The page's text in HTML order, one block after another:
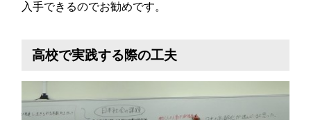
入手できるのでお勧めです。
高校で実践する際の工夫